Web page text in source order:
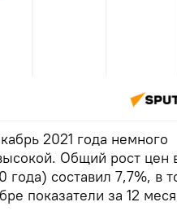
2021 года немного
Общий рост цен
составил 7,7%, в
показатели за 12